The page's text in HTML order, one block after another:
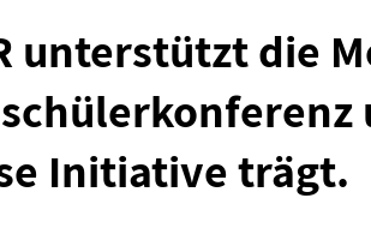
unterstützt die
Initiative trägt.